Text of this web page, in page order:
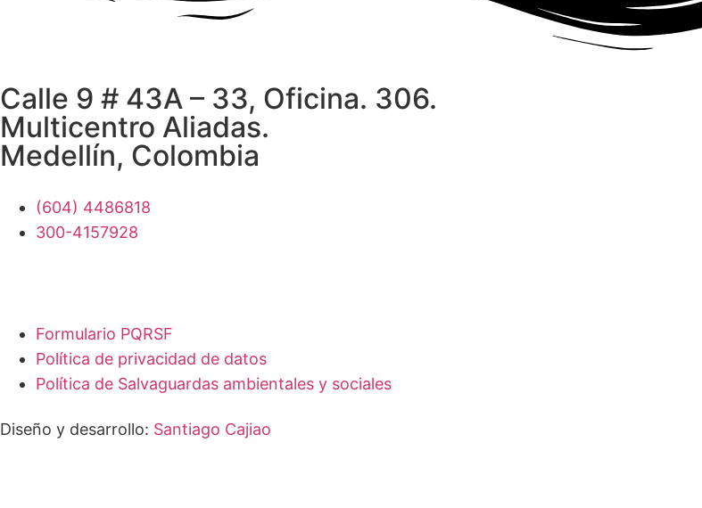
Calle 9 # 43A – 33, Oficina. 306.
Multicentro Aliadas.
Medellín, Colombia
(604) 4486818
300-4157928
Formulario PQRSF
Política de privacidad de datos
Política de Salvaguardas ambientales y sociales
Diseño y desarrollo: Santiago Cajiao